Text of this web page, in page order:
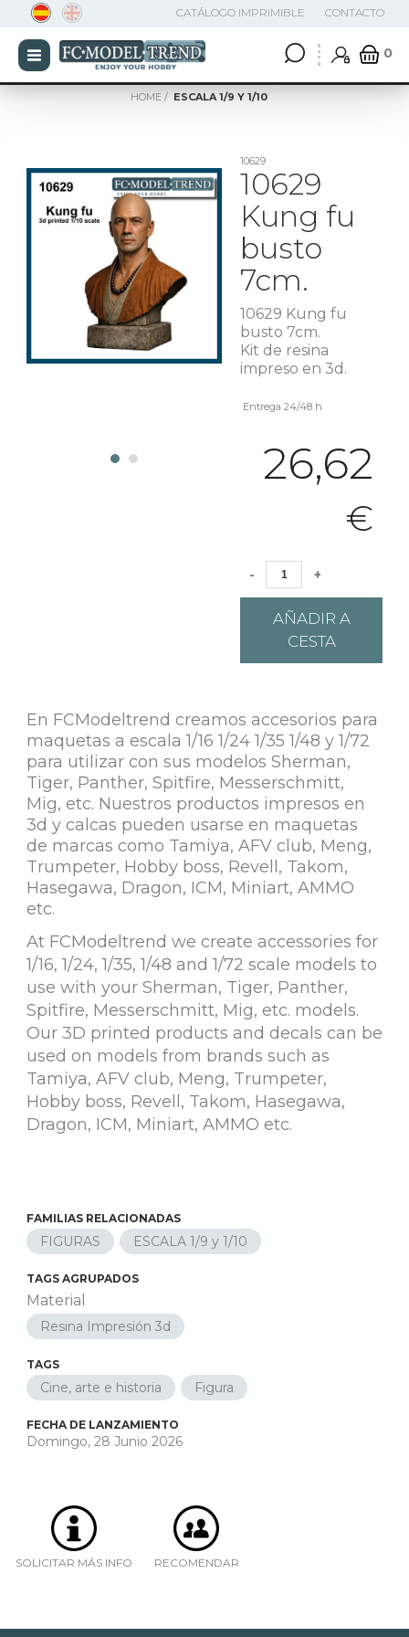
0
CATÁLOGO IMPRIMIBLE CONTACTO
HOME ESCALA 1/9 Y 1/10
10629
10629
Kung fu
busto
7cm.
10629 Kung fu
busto 7cm.
Kit de resina
impreso en 3d.
Entrega 24/48 h
26,62
€
- +
AÑADIR A
CESTA
En FCModeltrend creamos accesorios para
maquetas a escala 1/16 1/24 1/35 1/48 y 1/72
para utilizar con sus modelos Sherman,
Tiger, Panther, Spitfire, Messerschmitt,
Mig, etc. Nuestros productos impresos en
3d y calcas pueden usarse en maquetas
de marcas como Tamiya, AFV club, Meng,
Trumpeter, Hobby boss, Revell, Takom,
Hasegawa, Dragon, ICM, Miniart, AMMO
etc.
At FCModeltrend we create accessories for
1/16, 1/24, 1/35, 1/48 and 1/72 scale models to
use with your Sherman, Tiger, Panther,
Spitfire, Messerschmitt, Mig, etc. models.
Our 3D printed products and decals can be
used on models from brands such as
Tamiya, AFV club, Meng, Trumpeter,
Hobby boss, Revell, Takom, Hasegawa,
Dragon, ICM, Miniart, AMMO etc.
FAMILIAS RELACIONADAS
FIGURAS ESCALA 1/9 y 1/10
TAGS AGRUPADOS
Material
Resina Impresión 3d
TAGS
Cine, arte e historia Figura
FECHA DE LANZAMIENTO
Domingo, 28 Junio 2026
SOLICITAR MÁS INFO RECOMENDAR